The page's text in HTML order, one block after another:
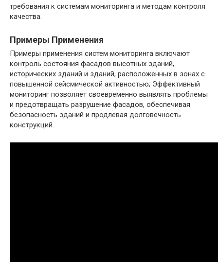
требования к системам мониторинга и методам контроля
качества.
Примеры Применения
Примеры применения систем мониторинга включают
контроль состояния фасадов высотных зданий,
исторических зданий и зданий, расположенных в зонах с
повышенной сейсмической активностью; Эффективный
мониторинг позволяет своевременно выявлять проблемы
и предотвращать разрушение фасадов, обеспечивая
безопасность зданий и продлевая долговечность
конструкций.